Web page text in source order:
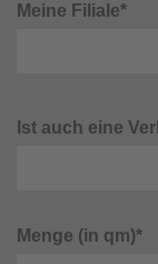
Meine Filiale*
Ist auch eine
Menge (in qm)*